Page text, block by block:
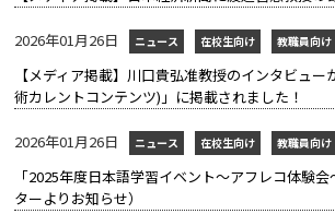
2026年01月26日 ニュース 在校生向け 教職員向け
【メディア掲載】川口貴弘准教授のインタビュー
術カレントコンテンツ)」に掲載されました！
2026年01月26日 ニュース 在校生向け 教職員向け
「2025年度日本語学習イベント～アフレコ体験
ターよりお知らせ）